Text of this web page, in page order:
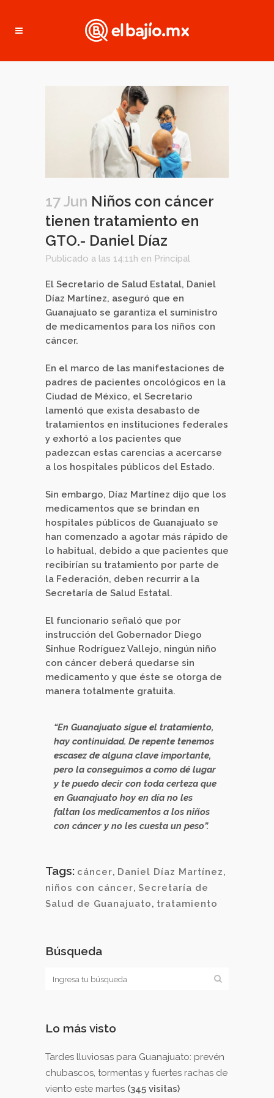
17 Jun Niños con cáncer
tienen tratamiento en
GTO.- Daniel Díaz
Publicado a las 14:11h en Principal
El Secretario de Salud Estatal, Daniel
Díaz Martínez, aseguró que en
Guanajuato se garantiza el suministro
de medicamentos para los niños con
cáncer.
En el marco de las manifestaciones de
padres de pacientes oncológicos en la
Ciudad de México, el Secretario
lamentó que exista desabasto de
tratamientos en instituciones federales
y exhortó a los pacientes que
padezcan estas carencias a acercarse
a los hospitales públicos del Estado.
Sin embargo, Díaz Martínez dijo que los
medicamentos que se brindan en
hospitales públicos de Guanajuato se
han comenzado a agotar más rápido de
lo habitual, debido a que pacientes que
recibirían su tratamiento por parte de
la Federación, deben recurrir a la
Secretaría de Salud Estatal.
El funcionario señaló que por
instrucción del Gobernador Diego
Sinhue Rodríguez Vallejo, ningún niño
con cáncer deberá quedarse sin
medicamento y que éste se otorga de
manera totalmente gratuita.
“En Guanajuato sigue el tratamiento,
hay continuidad. De repente tenemos
escasez de alguna clave importante,
pero la conseguimos a como dé lugar
y te puedo decir con toda certeza que
en Guanajuato hoy en día no les
faltan los medicamentos a los niños
con cáncer y no les cuesta un peso”.
Tags: cáncer, Daniel Díaz Martínez,
niños con cáncer, Secretaría de
Salud de Guanajuato, tratamiento
Búsqueda
Lo más visto
Tardes lluviosas para Guanajuato: prevén
chubascos, tormentas y fuertes rachas de
viento este martes (345 visitas)